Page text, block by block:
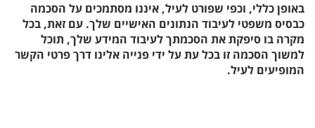
באופן כללי, וכפי שפורט לעיל, איננו מסתמכים על הסכמה
כבסיס משפטי לעיבוד הנתונים האישיים שלך. עם זאת, בכל
מקרה בו סיפקת את הסכמתך לעיבוד המידע שלך, תוכל
למשוך הסכמה זו בכל עת על ידי פנייה אלינו דרך פרטי הקשר
המופיעים לעיל.